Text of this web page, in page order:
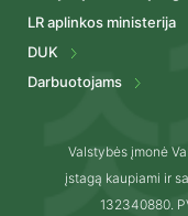
LR aplinkos ministerija
DUK
Darbuotojams
Valstybės įmonė
įstagą kaupiami ir
132340880.